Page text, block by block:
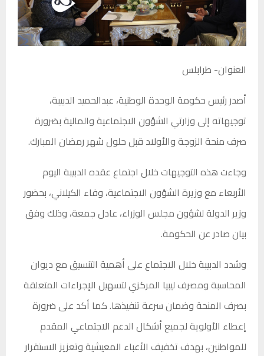
العنوان- طرابلس
أصدر رئيس حكومة الوحدة الوطنية، عبدالحميد الدبيبة،
توجيهاته إلى وزارتي الشؤون الاجتماعية والمالية بضرورة
صرف منحة الزوجة والأولاد قبل حلول شهر رمضان المبارك.
وجاءت هذه التوجيهات خلال اجتماع عقده الدبيبة اليوم
الأربعاء مع وزيرة الشؤون الاجتماعية، وفاء الكيلاني، بحضور
وزير الدولة لشؤون مجلس الوزراء، عادل جمعة، وذلك وفق
بيان صادر عن الحكومة.
وشدد الدبيبة خلال الاجتماع على أهمية التنسيق مع ديوان
المحاسبة ومصرف ليبيا المركزي لتسهيل الإجراءات المتعلقة
بصرف المنحة وضمان سرعة تنفيذها. كما أكد على ضرورة
إعطاء الأولوية لجميع أشكال الدعم الاجتماعي المقدم
للمواطنين، بهدف تخفيف الأعباء المعيشية وتعزيز الاستقرار